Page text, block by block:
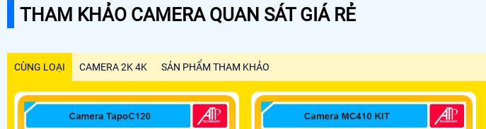
THAM KHẢO CAMERA QUAN SÁT GIÁ RẺ
CÙNG LOẠI CAMERA 2K 4K SẢN PHẨM THAM KHẢO